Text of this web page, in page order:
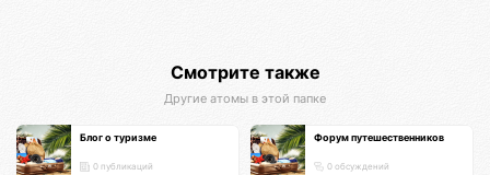
Смотрите также
Другие атомы в этой папке
Блог о туризме
0 публикаций
Форум путешественников
0 обсуждений